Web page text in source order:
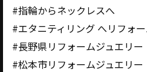
#指輪からネックレスへ
#エタニティリング へリフォ
#長野県リフォームジュエリー
#松本市リフォームジュエリー